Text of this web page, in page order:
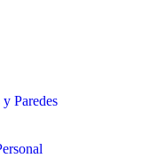
Paredes